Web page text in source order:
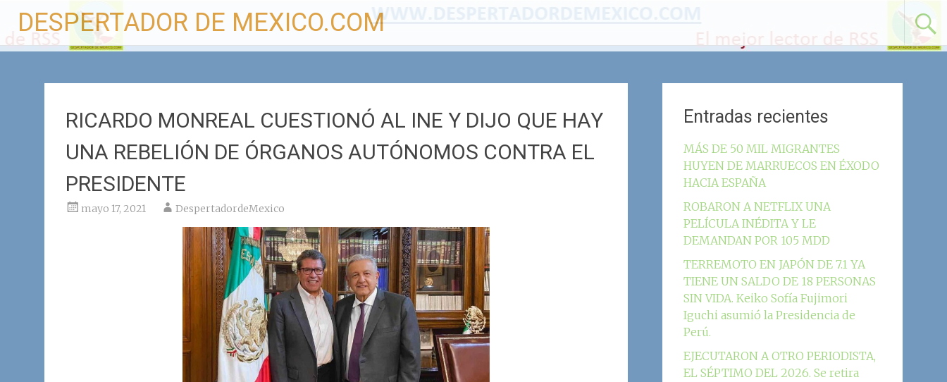
contenido
DESPERTADOR DE MEXICO.COM
RICARDO MONREAL CUESTIONÓ AL INE Y DIJO QUE HAY
UNA REBELIÓN DE ÓRGANOS AUTÓNOMOS CONTRA EL
PRESIDENTE
mayo 17, 2021 DespertadordeMexico
Entradas recientes
MÁS DE 50 MIL MIGRANTES
HUYEN DE MARRUECOS EN ÉXODO
HACIA ESPAÑA
ROBARON A NETFLIX UNA
PELÍCULA INÉDITA Y LE
DEMANDAN POR 105 MDD
TERREMOTO EN JAPÓN DE 7.1 YA
TIENE UN SALDO DE 18 PERSONAS
SIN VIDA. Keiko Sofía Fujimori
Iguchi asumió la Presidencia de
Perú.
EJECUTARON A OTRO PERIODISTA,
EL SÉPTIMO DEL 2026. Se retira